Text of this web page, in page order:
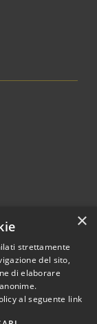
©
×
strettamente
del sito,
di elaborare
al seguente link